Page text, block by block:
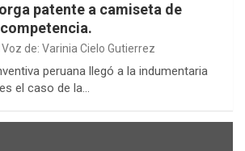
patente a camiseta de
Voz de: Varinia Cielo Gutierrez
peruana llegó a la indumentaria
el caso de la…